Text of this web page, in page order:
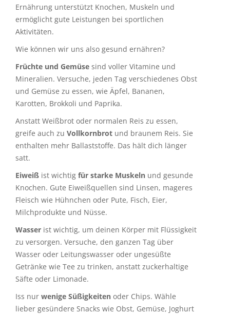
Ernährung unterstützt Knochen, Muskeln und
ermöglicht gute Leistungen bei sportlichen
Aktivitäten.
Wie können wir uns also gesund ernähren?
Früchte und Gemüse sind voller Vitamine und
Mineralien. Versuche, jeden Tag verschiedenes Obst
und Gemüse zu essen, wie Äpfel, Bananen,
Karotten, Brokkoli und Paprika.
Anstatt Weißbrot oder normalen Reis zu essen,
greife auch zu Vollkornbrot und braunem Reis. Sie
enthalten mehr Ballaststoffe. Das hält dich länger
satt.
Eiweiß ist wichtig für starke Muskeln und gesunde
Knochen. Gute Eiweißquellen sind Linsen, mageres
Fleisch wie Hühnchen oder Pute, Fisch, Eier,
Milchprodukte und Nüsse.
Wasser ist wichtig, um deinen Körper mit Flüssigkeit
zu versorgen. Versuche, den ganzen Tag über
Wasser oder Leitungswasser oder ungesüßte
Getränke wie Tee zu trinken, anstatt zuckerhaltige
Säfte oder Limonade.
Iss nur wenige Süßigkeiten oder Chips. Wähle
lieber gesündere Snacks wie Obst, Gemüse, Joghurt